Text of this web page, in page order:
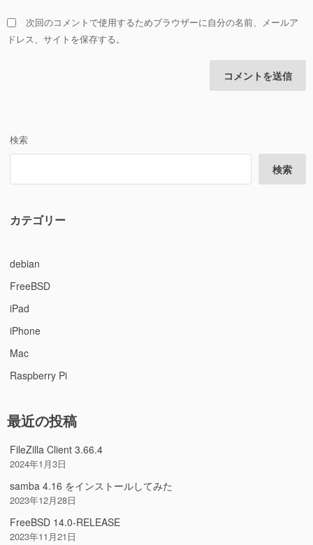
次回のコメントで使用するためブラウザーに自分の名前、メールア
ドレス、サイトを保存する。
検索
検索
カテゴリー
debian
FreeBSD
iPad
iPhone
Mac
Raspberry Pi
最近の投稿
FileZilla Client 3.66.4
2024年1月3日
samba 4.16 をインストールしてみた
2023年12月28日
FreeBSD 14.0-RELEASE
2023年11月21日